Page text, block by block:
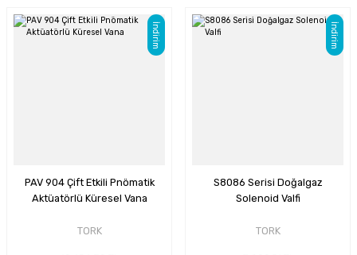
İndirim
PAV 904 Çift Etkili Pnömatik
Aktüatörlü Küresel Vana
TORK
İndirim
S8086 Serisi Doğalgaz
Solenoid Valfi
TORK